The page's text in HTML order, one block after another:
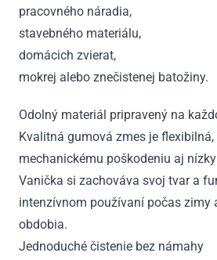
pracovného náradia,
stavebného materiálu,
domácich zvierat,
mokrej alebo znečistenej batožiny.
Odolný materiál pripravený na
Kvalitná gumová zmes je
mechanickému poškodeniu aj
Vanička si zachováva svoj tvar a
intenzívnom používaní počas zimy
obdobia.
Jednoduché čistenie bez námahy